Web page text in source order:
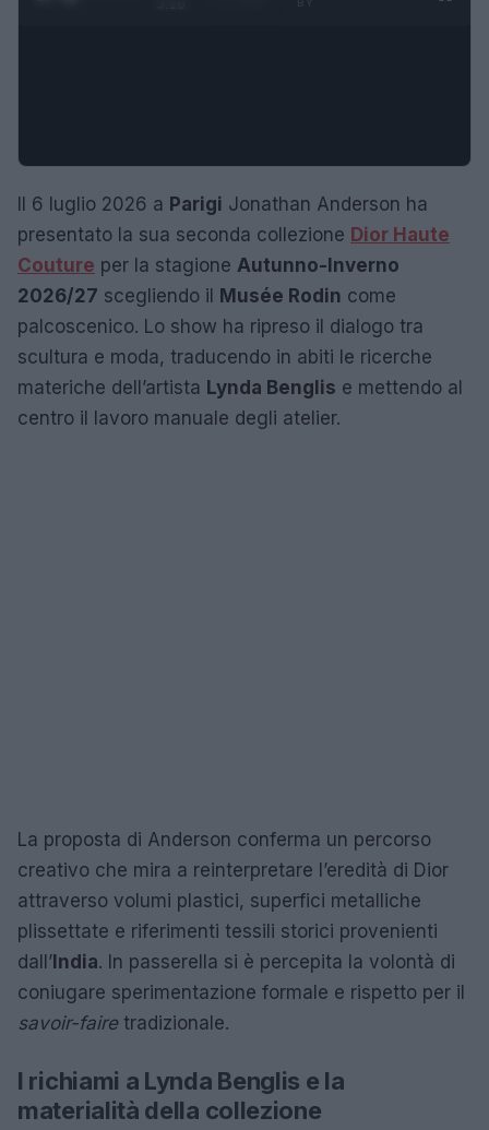
Il 6 luglio 2026 a Parigi Jonathan Anderson ha
presentato la sua seconda collezione Dior Haute
Couture per la stagione Autunno-Inverno
2026/27 scegliendo il Musée Rodin come
palcoscenico. Lo show ha ripreso il dialogo tra
scultura e moda, traducendo in abiti le ricerche
materiche dell’artista Lynda Benglis e mettendo al
centro il lavoro manuale degli atelier.
La proposta di Anderson conferma un percorso
creativo che mira a reinterpretare l’eredità di Dior
attraverso volumi plastici, superfici metalliche
plissettate e riferimenti tessili storici provenienti
dall’ India. In passerella si è percepita la volontà di
coniugare sperimentazione formale e rispetto per il
savoir-fairetradizionale.
I richiami a Lynda Benglis e la
materialità della collezione